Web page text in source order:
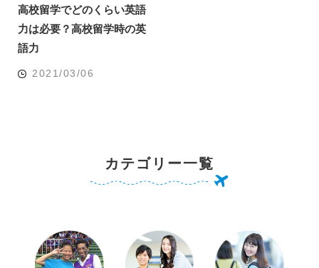
高校留学でどのくらい英語
力は必要？高校留学時の英
語力
2021/03/06
カテゴリー一覧